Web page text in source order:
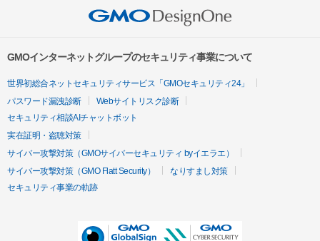
GMOインターネットグループのセキュリティ事業について
世界初総合ネットセキュリティサービス「GMOセキュリティ24」
パスワード漏洩診断
Webサイトリスク診断
セキュリティ相談AIチャットボット
実在証明・盗聴対策
サイバー攻撃対策（GMOサイバーセキュリティ byイエラエ）
サイバー攻撃対策（GMO Flatt Security）
なりすまし対策
セキュリティ事業の軌跡